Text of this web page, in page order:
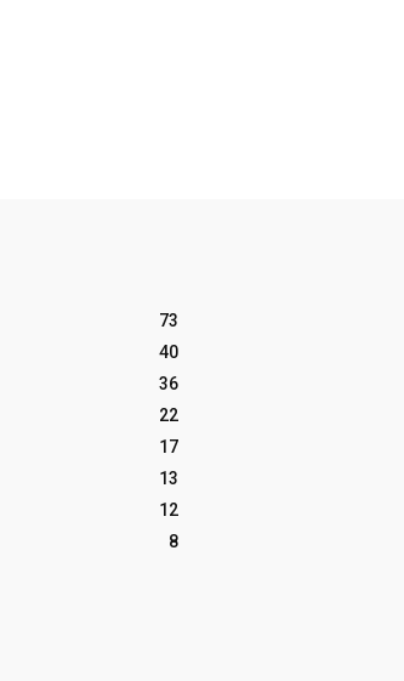
73
40
36
22
17
13
12
8